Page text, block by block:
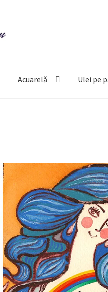
Acuarelă Ulei pe